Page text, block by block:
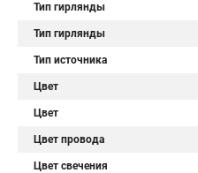
Тип гирлянды
Тип гирлянды
Тип источника
Цвет
Цвет
Цвет провода
Цвет свечения